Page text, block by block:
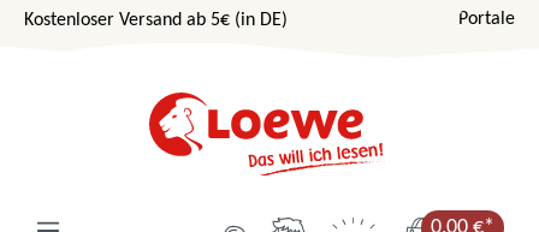
Zum Hauptinhalt springen
Kostenloser Versand ab 5€ (in DE) Portale